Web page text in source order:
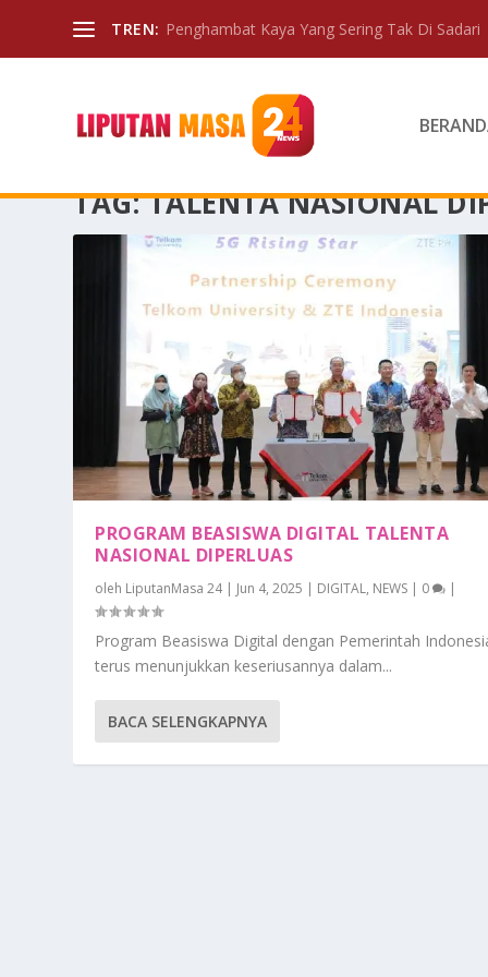
TREN: Penghambat Kaya Yang Sering Tak Di Sadari
TAG:TALENTA NASIONAL
PROGRAM BEASISWA DIGITAL TALENTA
NASIONAL DIPERLUAS
oleh LiputanMasa 24| Jun 4, 2025 | DIGITAL, NEWS | 0 |
Program Beasiswa Digital dengan Pemerintah
terus menunjukkan keseriusannya dalam...
BACA SELENGKAPNYA